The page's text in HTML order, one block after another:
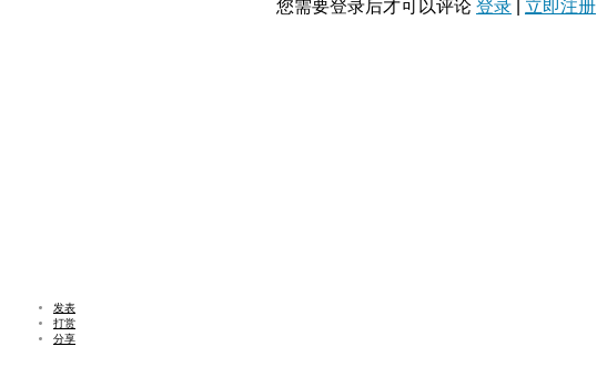
您需要登录后才可以评论 登录 立即注册
发表
打赏
分享